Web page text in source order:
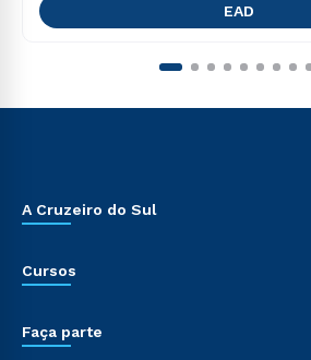
EAD
A Cruzeiro do Sul
Cursos
Faça parte